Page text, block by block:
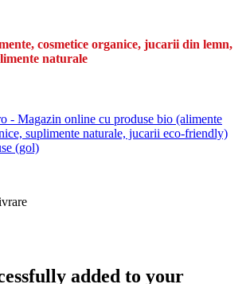
cosmetice organice, jucarii din lemn,
naturale
(gol)
added to your